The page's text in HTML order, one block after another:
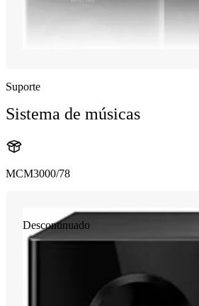
Suporte
Sistema de músicas
MCM3000/78
Descontinuado